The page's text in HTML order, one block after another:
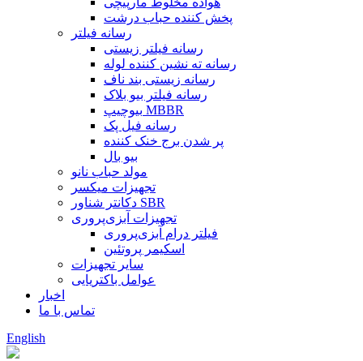
پخش کننده حباب درشت
رسانه فیلتر
رسانه فیلتر زیستی
رسانه ته نشین کننده لوله
رسانه زیستی بند ناف
رسانه فیلتر بیو بلاک
بیوچیپ MBBR
رسانه فیل پک
پر شدن برج خنک کننده
بیو بال
مولد حباب نانو
تجهیزات میکسر
دکانتر شناور SBR
تجهیزات آبزی‌پروری
فیلتر درام آبزی‌پروری
اسکیمر پروتئین
سایر تجهیزات
عوامل باکتریایی
اخبار
تماس با ما
English